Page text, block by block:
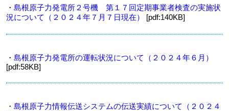
・ 島根原子力発電所２号機 第１７回定期事業者検査の実施状
況について（２０２４年７月７日現在）
[pdf:140KB]
・ 島根原子力発電所の運転状況について（２０２４年６月）
[pdf:58KB]
・ 島根原子力情報伝送システムの伝送実績について（２０２４